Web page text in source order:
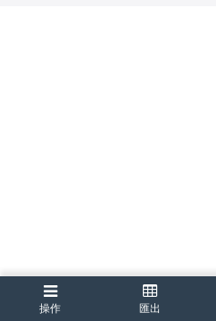
操作 匯出